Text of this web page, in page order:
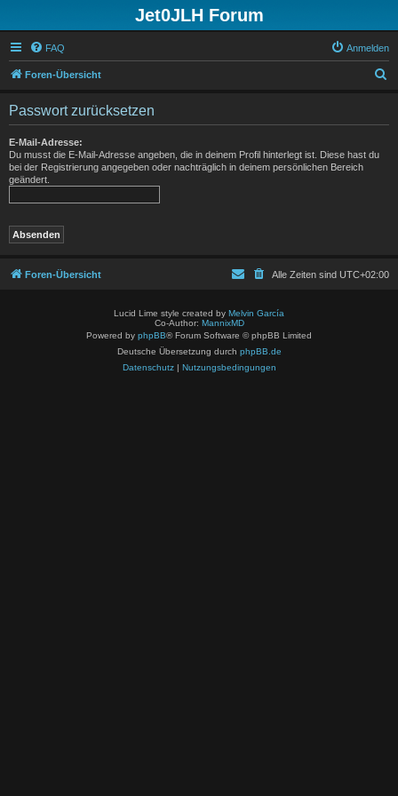
Jet0JLH Forum
FAQ Anmelden
Foren-Übersicht
Passwort zurücksetzen
E-Mail-Adresse:
Du musst die E-Mail-Adresse angeben, die in deinem Profil hinterlegt ist. Diese hast du
bei der Registrierung angegeben oder nachträglich in deinem persönlichen Bereich
geändert.
Foren-Übersicht Alle Zeiten sind UTC+02:00
Lucid Lime style created by Melvin García
Co-Author: MannixMD
Powered by phpBB® Forum Software © phpBB Limited
Deutsche Übersetzung durch phpBB.de
Datenschutz| Nutzungsbedingungen